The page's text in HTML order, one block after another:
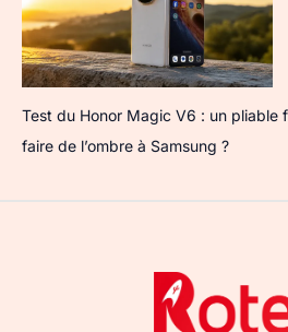
Test du Honor Magic V6 : un pliable
faire de l’ombre à Samsung ?